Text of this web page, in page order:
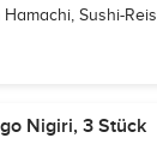
Sushi-Reis
Nigiri, 3 Stück